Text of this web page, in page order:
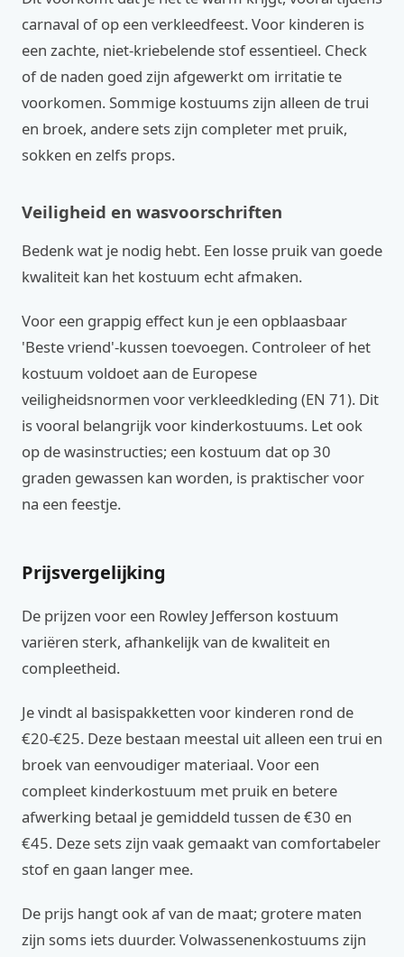
carnaval of op een verkleedfeest. Voor kinderen is
een zachte, niet-kriebelende stof essentieel. Check
of de naden goed zijn afgewerkt om irritatie te
voorkomen. Sommige kostuums zijn alleen de trui
en broek, andere sets zijn completer met pruik,
sokken en zelfs props.
Veiligheid en wasvoorschriften
Bedenk wat je nodig hebt. Een losse pruik van goede
kwaliteit kan het kostuum echt afmaken.
Voor een grappig effect kun je een opblaasbaar
'Beste vriend'-kussen toevoegen. Controleer of het
kostuum voldoet aan de Europese
veiligheidsnormen voor verkleedkleding (EN 71). Dit
is vooral belangrijk voor kinderkostuums. Let ook
op de wasinstructies; een kostuum dat op 30
graden gewassen kan worden, is praktischer voor
na een feestje.
Prijsvergelijking
De prijzen voor een Rowley Jefferson kostuum
variëren sterk, afhankelijk van de kwaliteit en
compleetheid.
Je vindt al basispakketten voor kinderen rond de
€20-€25. Deze bestaan meestal uit alleen een trui en
broek van eenvoudiger materiaal. Voor een
compleet kinderkostuum met pruik en betere
afwerking betaal je gemiddeld tussen de €30 en
€45. Deze sets zijn vaak gemaakt van comfortabeler
stof en gaan langer mee.
De prijs hangt ook af van de maat; grotere maten
zijn soms iets duurder. Volwassenenkostuums zijn